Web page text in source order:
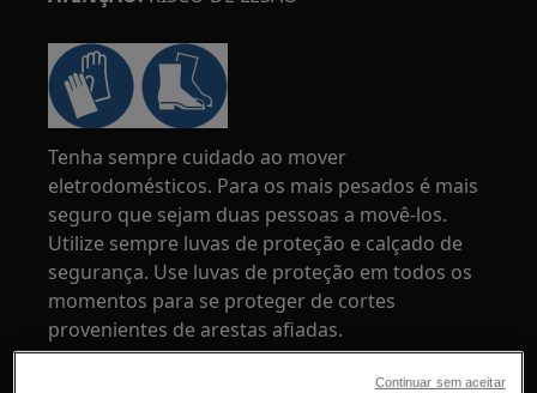
Tenha sempre cuidado ao mover
eletrodomésticos. Para os mais pesados é mais
seguro que sejam duas pessoas a movê-los.
Utilize sempre luvas de proteção e calçado de
segurança. Use luvas de proteção em todos os
momentos para se proteger de cortes
provenientes de arestas afiadas.
Continuar sem aceitar